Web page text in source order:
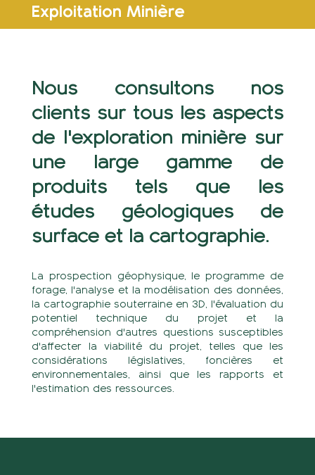
Exploitation Minière
Nous consultons nos
clients sur tous les aspects
de l'exploration minière sur
une large gamme de
produits tels que les
études géologiques de
surface et la cartographie.
La prospection géophysique, le programme de
forage, l'analyse et la modélisation des données,
la cartographie souterraine en 3D, l'évaluation du
potentiel technique du projet et la
compréhension d'autres questions susceptibles
d'affecter la viabilité du projet, telles que les
considérations législatives, foncières et
environnementales, ainsi que les rapports et
l'estimation des ressources.